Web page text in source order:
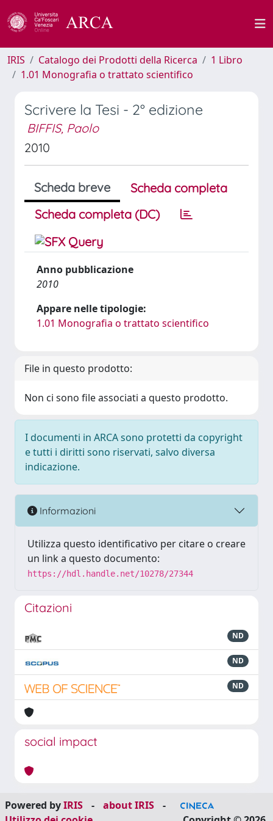
IRIS Catalogo dei Prodotti della Ricerca
1 Libro
1.01 Monografia o trattato scientifico
Scrivere la Tesi - 2° edizione
BIFFIS, Paolo
2010
Scheda breve
Scheda completa
Scheda completa (DC)
Anno pubblicazione
2010
Appare nelle tipologie:
1.01 Monografia o trattato scientifico
File in questo prodotto:
Non ci sono file associati a questo prodotto.
I documenti in ARCA sono protetti da copyright
e tutti i diritti sono riservati, salvo diversa
indicazione.
Informazioni
Utilizza questo identificativo per citare o creare
un link a questo documento:
https://hdl.handle.net/10278/27344
Citazioni
ND
ND
ND
social impact
Powered byIRIS - about IRIS
-